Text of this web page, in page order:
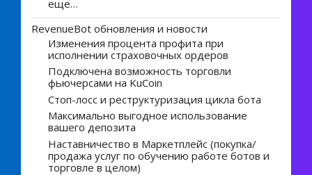
еще…
RevenueBot обновления и новости
Изменения процента профита при
исполнении страховочных ордеров
Подключена возможность торговли
фьючерсами на KuCoin
Стоп-лосс и реструктуризация цикла бота
Максимально выгодное использование
вашего депозита
Наставничество в Маркетплейс (покупка/
продажа услуг по обучению работе ботов и
торговле в целом)